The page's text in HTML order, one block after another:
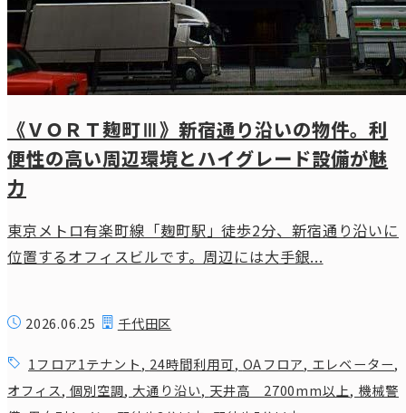
《ＶＯＲＴ麹町Ⅲ》新宿通り沿いの物件。利
便性の高い周辺環境とハイグレード設備が魅
力
東京メトロ有楽町線「麹町駅」徒歩2分、新宿通り沿いに
位置するオフィスビルです。周辺には大手銀...
2026.06.25 千代田区
1フロア1テナント, 24時間利用可, OAフロア, エレベーター,
オフィス,個別空調, 大通り沿い, 天井高 2700mm以上, 機械警